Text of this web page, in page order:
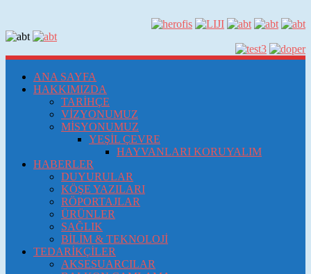
ANA SAYFA
HAKKIMIZDA
TARİHÇE
VİZYONUMUZ
MİSYONUMUZ
YEŞİL ÇEVRE
HAYVANLARI KORUYALIM
HABERLER
DUYURULAR
KÖŞE YAZILARI
RÖPORTAJLAR
ÜRÜNLER
SAĞLIK
BİLİM & TEKNOLOJİ
TEDARİKÇİLER
AKSESUARCILAR